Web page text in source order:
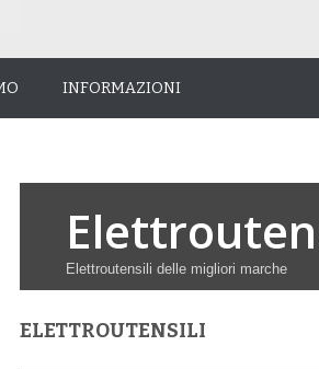
INFORMAZIONI
Elettroutensili delle migliori marche
ELETTROUTENSILI